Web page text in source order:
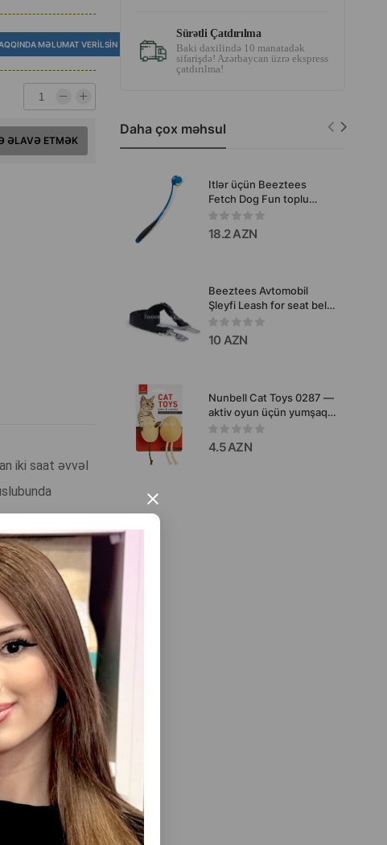
×
MƏLUMAT VERILSIN
ƏLAVƏ ETMƏK
iki saat əvvəl
çıxışını təmin
Hamısını Gör
ÖRDƏK DÖŞ
DIŞ VƏ
TƏBII
Sürətli Çatdırılma
Baki daxilində 10 manatadək
sifarişdə! Azərbaycan üzrə ekspress
çatdırılma!
Daha çox məhsul
Itlər üçün Beeztees
Fetch Dog Fun toplu
katapult oyuncağı.
18.2 AZN
Beeztees Avtomobil
Şleyfi Leash for seat belts
itlər üçün. Rəng: Qara.
Ölçü: M.
10 AZN
Nunbell Cat Toys 0287 —
aktiv oyun üçün yumşaq
siçan oyuncaqları
4.5 AZN